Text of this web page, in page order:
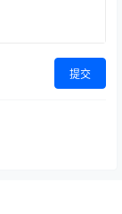
提交